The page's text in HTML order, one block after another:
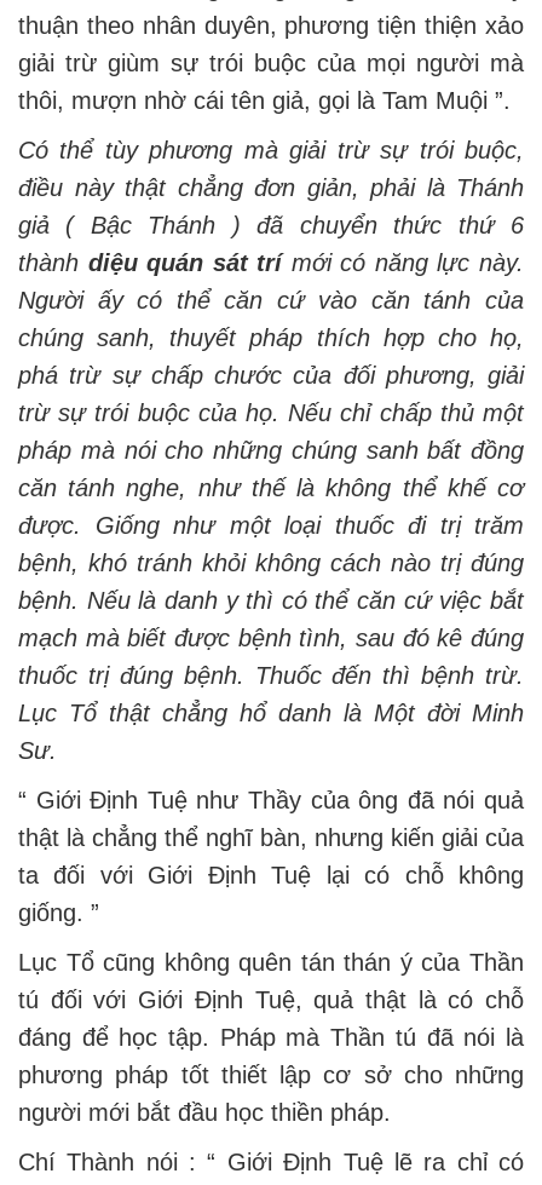
thuận theo nhân duyên, phương tiện thiện xảo
giải trừ giùm sự trói buộc của mọi người mà
thôi, mượn nhờ cái tên giả, gọi là Tam Muội ”.
Có thể tùy phương mà giải trừ sự trói buộc,
điều này thật chẳng đơn giản, phải là Thánh
giả ( Bậc Thánh ) đã chuyển thức thứ 6
thành diệu quán sát trímới có năng lực này.
Người ấy có thể căn cứ vào căn tánh của
chúng sanh, thuyết pháp thích hợp cho họ,
phá trừ sự chấp chước của đối phương, giải
trừ sự trói buộc của họ. Nếu chỉ chấp thủ một
pháp mà nói cho những chúng sanh bất đồng
căn tánh nghe, như thế là không thể khế cơ
được. Giống như một loại thuốc đi trị trăm
bệnh, khó tránh khỏi không cách nào trị đúng
bệnh. Nếu là danh y thì có thể căn cứ việc bắt
mạch mà biết được bệnh tình, sau đó kê đúng
thuốc trị đúng bệnh. Thuốc đến thì bệnh trừ.
Lục Tổ thật chẳng hổ danh là Một đời Minh
Sư.
“ Giới Định Tuệ như Thầy của ông đã nói quả
thật là chẳng thể nghĩ bàn, nhưng kiến giải của
ta đối với Giới Định Tuệ lại có chỗ không
giống. ”
Lục Tổ cũng không quên tán thán ý của Thần
tú đối với Giới Định Tuệ, quả thật là có chỗ
đáng để học tập. Pháp mà Thần tú đã nói là
phương pháp tốt thiết lập cơ sở cho những
người mới bắt đầu học thiền pháp.
Chí Thành nói : “ Giới Định Tuệ lẽ ra chỉ có